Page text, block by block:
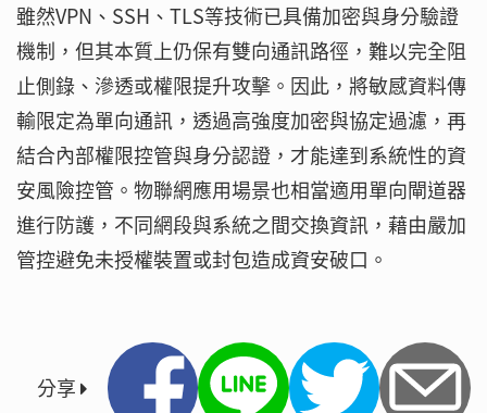
雖然VPN、SSH、TLS等技術已具備加密與身分驗證
機制，但其本質上仍保有雙向通訊路徑，難以完全阻
止側錄、滲透或權限提升攻擊。因此，將敏感資料傳
輸限定為單向通訊，透過高強度加密與協定過濾，再
結合內部權限控管與身分認證，才能達到系統性的資
安風險控管。物聯網應用場景也相當適用單向閘道器
進行防護，不同網段與系統之間交換資訊，藉由嚴加
管控避免未授權裝置或封包造成資安破口。
分享